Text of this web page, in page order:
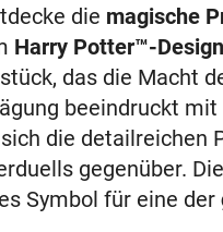
die magische
Harry Potter™-Design
das die Macht
beeindruckt
die detailreichen
gegenüber.
Symbol für eine der